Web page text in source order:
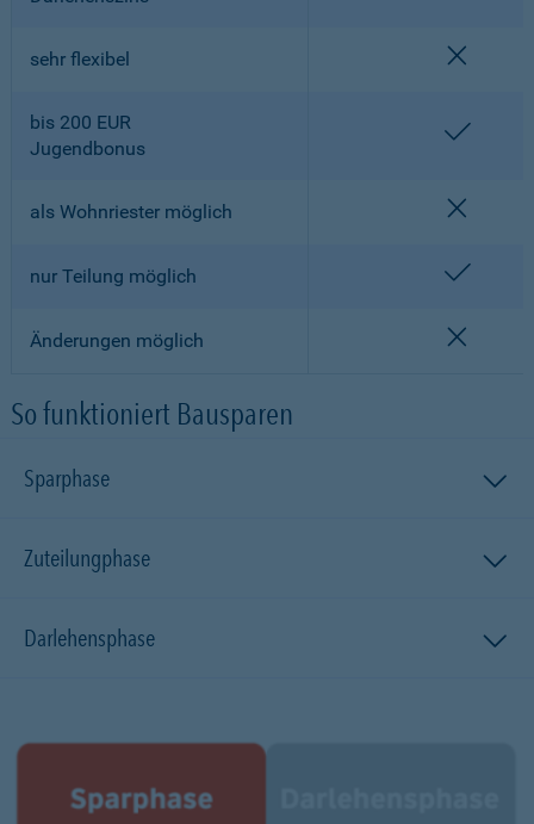
sehr flexibel
bis 200 EUR
Jugendbonus
als Wohnriester möglich
nur Teilung möglich
Änderungen möglich
So funktioniert Bausparen
Sparphase
Zuteilungphase
Darlehensphase